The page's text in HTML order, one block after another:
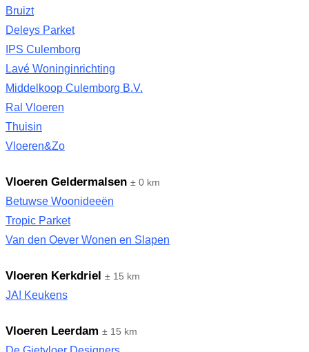
Bruizt
Deleys Parket
IPS Culemborg
Lavé Woninginrichting
Middelkoop Culemborg B.V.
Ral Vloeren
Thuisin
Vloeren&Zo
Vloeren Geldermalsen ± 0 km
Betuwse Woonideeën
Tropic Parket
Van den Oever Wonen en Slapen
Vloeren Kerkdriel ± 15 km
JA! Keukens
Vloeren Leerdam ± 15 km